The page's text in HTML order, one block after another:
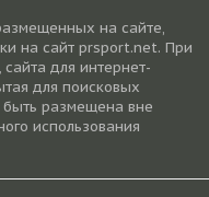
на сайте,
на cайт prsport.net. При
для интернет-
для поисковых
быть размещена вне
использования